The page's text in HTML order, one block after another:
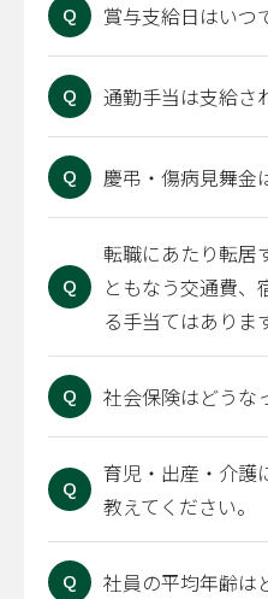
Q 賞与支給日はいつ
Q 通勤手当は支給さ
Q 慶弔・傷病見舞金
Q
転職にあたり転居
ともなう交通費、
る手当てはありま
Q 社会保険はどうな
Q
育児・出産・介護
教えてください。
Q 社員の平均年齢は